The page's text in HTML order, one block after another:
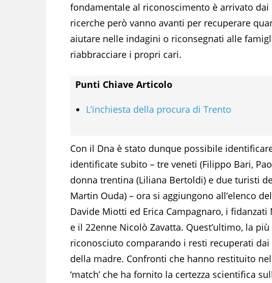
fondamentale al riconoscimento è arrivato
ricerche però vanno avanti per recuperare
aiutare nelle indagini o riconsegnati alle
riabbracciare i propri cari.
Punti Chiave Articolo
L’inchiesta della procura di Trento
Con il Dna è stato dunque possibile
identificate subito – tre veneti (Filippo Bari,
donna trentina (Liliana Bertoldi) e due turisti
Martin Ouda) – ora si aggiungono all’elenco
Davide Miotti ed Erica Campagnaro, i
e il 22enne Nicolò Zavatta. Quest’ultimo, la
riconosciuto comparando i resti recuperati
della madre. Confronti che hanno restituito
‘match’ che ha fornito la certezza scientifica